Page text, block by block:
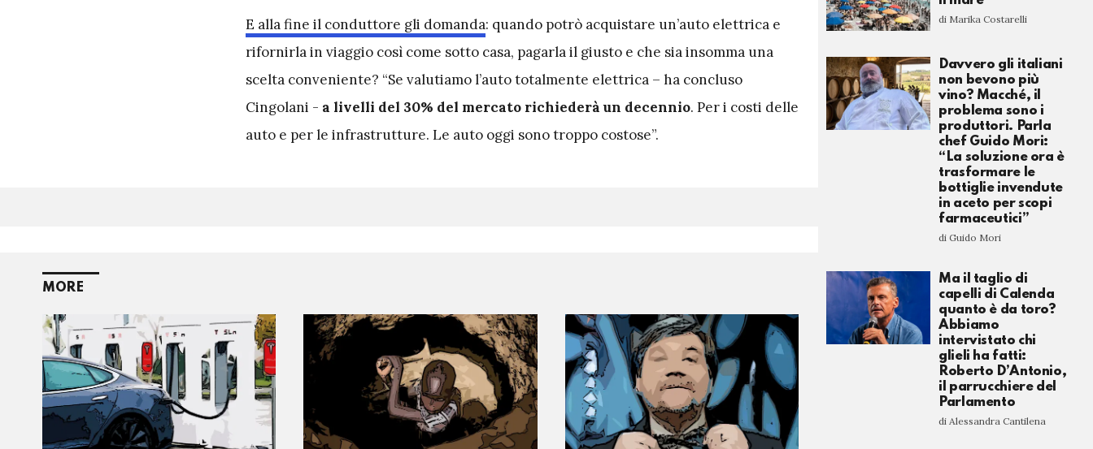
E alla fine il conduttore gli domanda: quando potrò acquistare un’auto elettrica e
rifornirla in viaggio così come sotto casa, pagarla il giusto e che sia insomma una
scelta conveniente? “Se valutiamo l’auto totalmente elettrica – ha concluso
Cingolani - a livelli del 30% del mercato richiederà un decennio. Per i costi delle
auto e per le infrastrutture. Le auto oggi sono troppo costose”.
MORE
di Marika Costarelli
Davvero gli italiani
non bevono più
vino? Macché, il
problema sono i
produttori. Parla
chef Guido Mori:
“La soluzione ora è
trasformare le
bottiglie invendute
in aceto per scopi
farmaceutici”
di Guido Mori
Ma il taglio di
capelli di Calenda
quanto è da toro?
Abbiamo
intervistato chi
glieli ha fatti:
Roberto D’Antonio,
il parrucchiere del
Parlamento
di Alessandra Cantilena